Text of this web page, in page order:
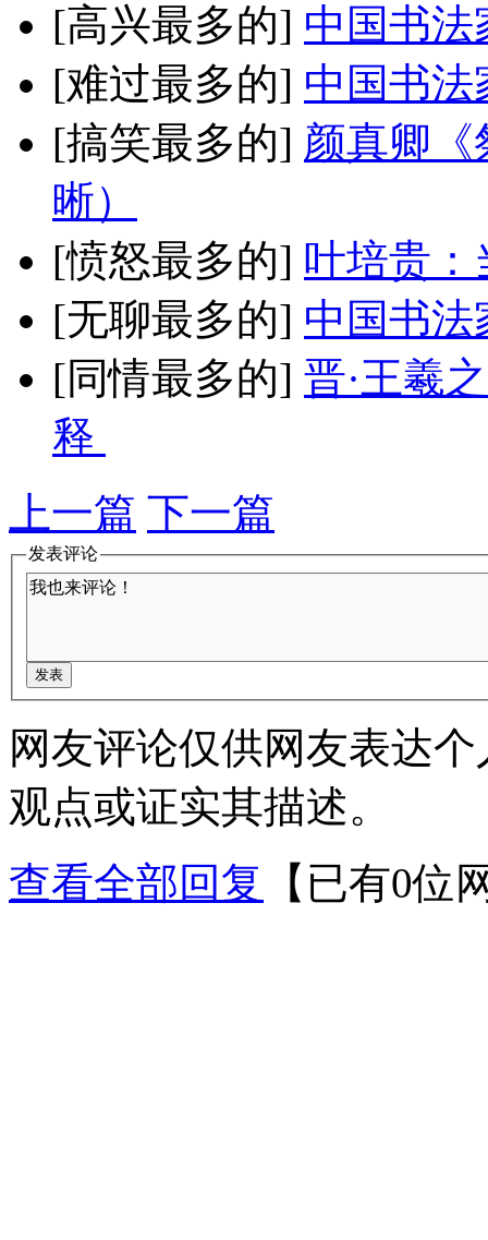
[高兴最多的] 中国书法
[难过最多的] 中国书法
[搞笑最多的] 颜真卿《
晰）
[愤怒最多的] 叶培贵：
[无聊最多的] 中国书法
[同情最多的] 晋·王羲
释
上一篇 下一篇
发表评论
网友评论仅供网友表达
观点或证实其描述。
查看全部回复
【已有0位